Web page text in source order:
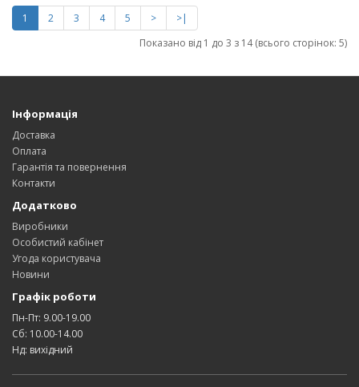
1 2 3 4 5 >
>|
Показано від 1 до 3 з 14 (всього сторінок: 5)
Інформація
Доставка
Оплата
Гарантія та повернення
Контакти
Додатково
Виробники
Особистий кабінет
Угода користувача
Новини
Графік роботи
Пн-Пт: 9.00-19.00
Сб: 10.00-14.00
Нд: вихідний